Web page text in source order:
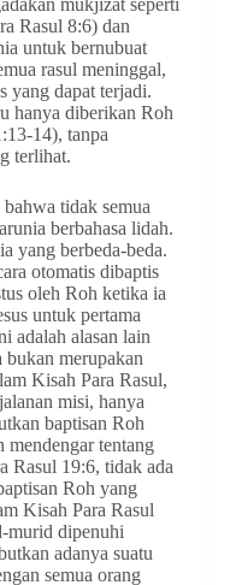
mukjizat seperti
Rasul 8:6) dan
untuk bernubuat
rasul meninggal,
yang dapat terjadi.
hanya diberikan Roh
14), tanpa
terlihat.
tidak semua
berbahasa lidah.
yang berbeda-beda.
otomatis dibaptis
oleh Roh ketika ia
untuk pertama
adalah alasan lain
bukan merupakan
Kisah Para Rasul,
misi, hanya
baptisan Roh
mendengar tentang
Rasul 19:6, tidak ada
Roh yang
Kisah Para Rasul
murid dipenuhi
adanya suatu
semua orang